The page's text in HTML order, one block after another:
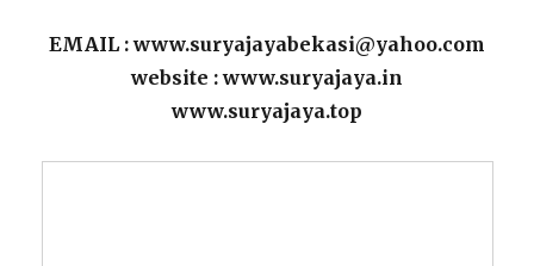
EMAIL : www.suryajayabekasi@yahoo.com
website : www.suryajaya.in
www.suryajaya.top